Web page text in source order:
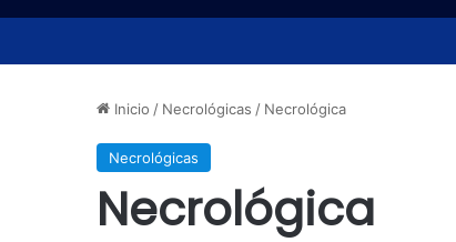
Inicio / Necrológicas / Necrológica
Necrológicas
Necrológica